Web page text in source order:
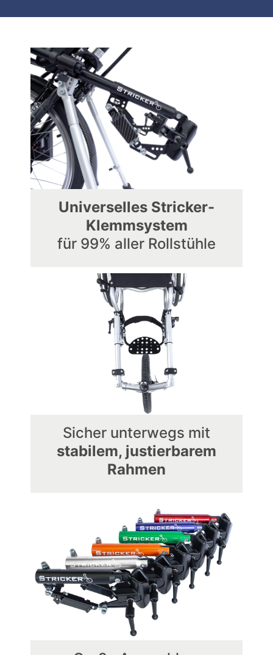
Universelles Stricker-
Klemmsystem
für 99% aller Rollstühle
Sicher unterwegs mit
stabilem, justierbarem
Rahmen